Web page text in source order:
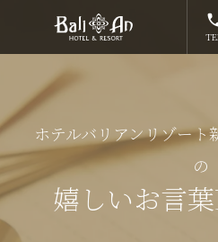
ホテルバリアンリゾート
の
嬉しいお言